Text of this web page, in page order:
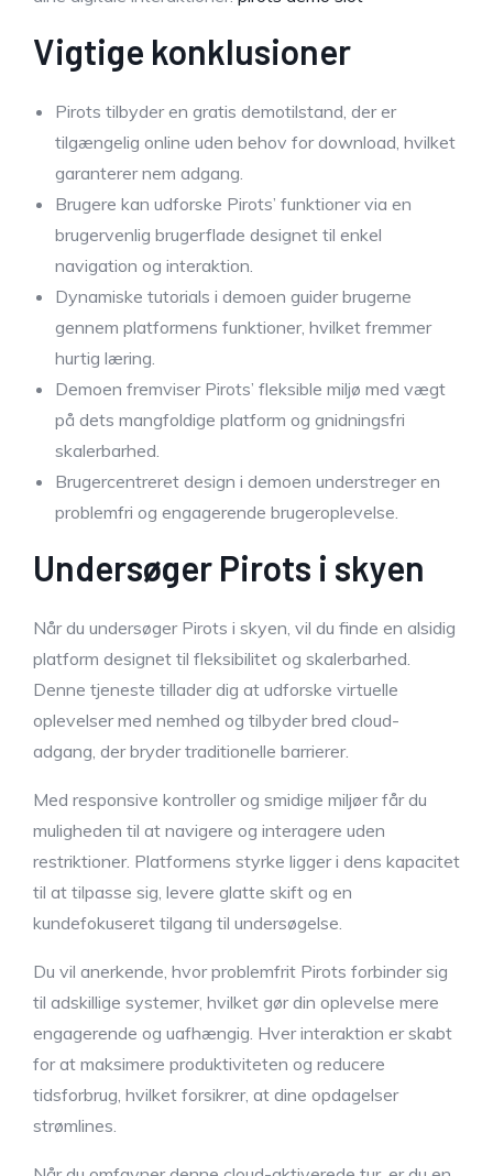
Vigtige konklusioner
Pirots tilbyder en gratis demotilstand, der er
tilgængelig online uden behov for download, hvilket
garanterer nem adgang.
Brugere kan udforske Pirots’ funktioner via en
brugervenlig brugerflade designet til enkel
navigation og interaktion.
Dynamiske tutorials i demoen guider brugerne
gennem platformens funktioner, hvilket fremmer
hurtig læring.
Demoen fremviser Pirots’ fleksible miljø med vægt
på dets mangfoldige platform og gnidningsfri
skalerbarhed.
Brugercentreret design i demoen understreger en
problemfri og engagerende brugeroplevelse.
Undersøger Pirots i skyen
Når du undersøger Pirots i skyen, vil du finde en alsidig
platform designet til fleksibilitet og skalerbarhed.
Denne tjeneste tillader dig at udforske virtuelle
oplevelser med nemhed og tilbyder bred cloud-
adgang, der bryder traditionelle barrierer.
Med responsive kontroller og smidige miljøer får du
muligheden til at navigere og interagere uden
restriktioner. Platformens styrke ligger i dens kapacitet
til at tilpasse sig, levere glatte skift og en
kundefokuseret tilgang til undersøgelse.
Du vil anerkende, hvor problemfrit Pirots forbinder sig
til adskillige systemer, hvilket gør din oplevelse mere
engagerende og uafhængig. Hver interaktion er skabt
for at maksimere produktiviteten og reducere
tidsforbrug, hvilket forsikrer, at dine opdagelser
strømlines.